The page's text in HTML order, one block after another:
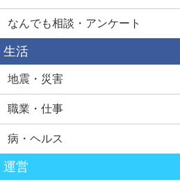
なんでも相談・アンケート
生活
地震・災害
職業・仕事
病・ヘルス
運営